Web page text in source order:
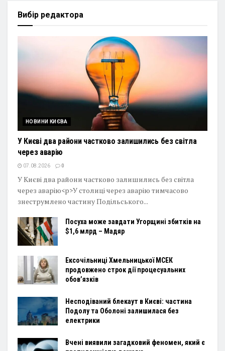
Вибір редактора
НОВИНИ КИЄВА
У Києві два райони частково залишились без світла
через аварію
07.08.2026 0
У Києві два райони частково залишились без світла
через аварію<p>У столиці через аварію тимчасово
знеструмлено частину Подільського...
Посуха може завдати Угорщині збитків на
$1,6 млрд – Мадяр
Ексочільниці Хмельницької МСЕК
продовжено строк дії процесуальних
обов’язків
Несподіваний блекаут в Києві: частина
Подолу та Оболоні залишилася без
електрики
Вчені виявили загадковий феномен, який є